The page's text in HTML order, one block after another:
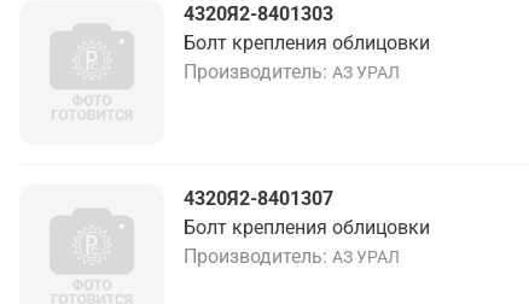
4320Я2-8401303
Болт крепления облицовки
Производитель АЗ УРАЛ
4320Я2-8401307
Болт крепления облицовки
Производитель АЗ УРАЛ